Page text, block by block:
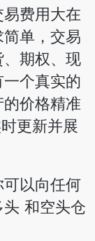
费用大在
单，交易
期权、现
个真实的
价格精准
更新并展
以向任何
和空头仓